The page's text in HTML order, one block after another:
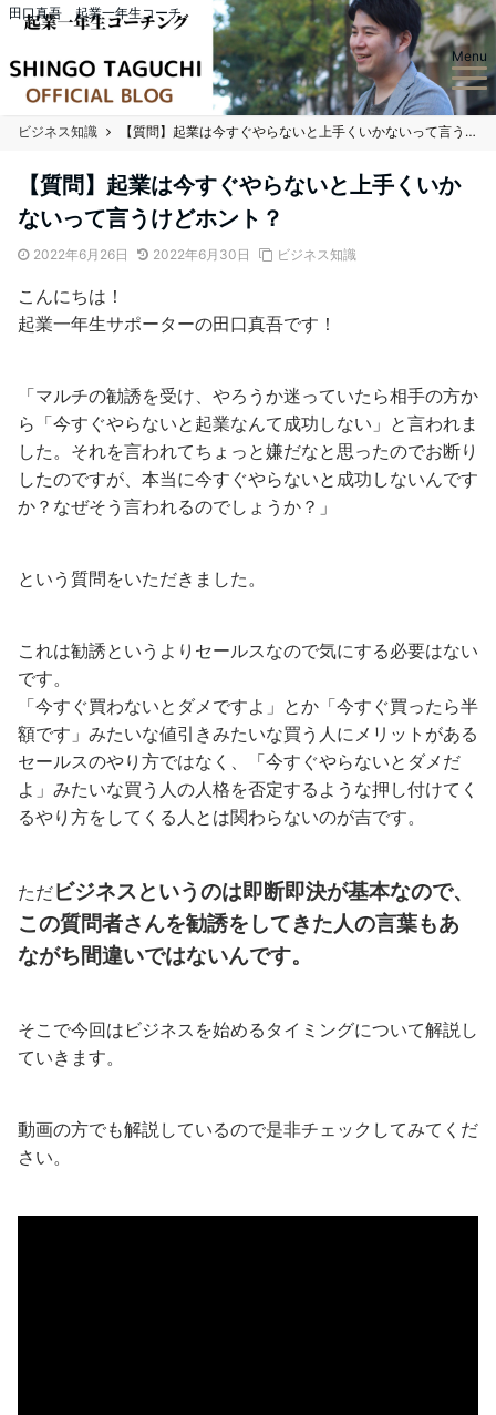
田口真吾 起業一年生コーチ
Menu
ビジネス知識 【質問】起業は今すぐやらないと上手くいかないって言うけどホント？
【質問】起業は今すぐやらないと上手くいか
ないって言うけどホント？
2022年6月26日 2022年6月30日 ビジネス知識
こんにちは！
起業一年生サポーターの田口真吾です！
「マルチの勧誘を受け、やろうか迷っていたら相手の方か
ら「今すぐやらないと起業なんて成功しない」と言われま
した。それを言われてちょっと嫌だなと思ったのでお断り
したのですが、本当に今すぐやらないと成功しないんです
か？なぜそう言われるのでしょうか？」
という質問をいただきました。
これは勧誘というよりセールスなので気にする必要はない
です。
「今すぐ買わないとダメですよ」とか「今すぐ買ったら半
額です」みたいな値引きみたいな買う人にメリットがある
セールスのやり方ではなく、「今すぐやらないとダメだ
よ」みたいな買う人の人格を否定するような押し付けてく
るやり方をしてくる人とは関わらないのが吉です。
ただビジネスというのは即断即決が基本なので、
この質問者さんを勧誘をしてきた人の言葉もあ
ながち間違いではないんです。
そこで今回はビジネスを始めるタイミングについて解説し
ていきます。
動画の方でも解説しているので是非チェックしてみてくだ
さい。